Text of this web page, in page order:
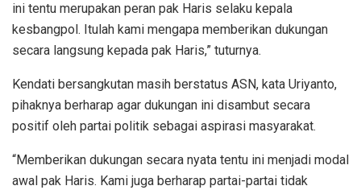
ini tentu merupakan peran pak Haris selaku kepala
kesbangpol. Itulah kami mengapa memberikan dukungan
secara langsung kepada pak Haris,” tuturnya.
Kendati bersangkutan masih berstatus ASN, kata Uriyanto,
pihaknya berharap agar dukungan ini disambut secara
positif oleh partai politik sebagai aspirasi masyarakat.
“Memberikan dukungan secara nyata tentu ini menjadi modal
awal pak Haris. Kami juga berharap partai-partai tidak